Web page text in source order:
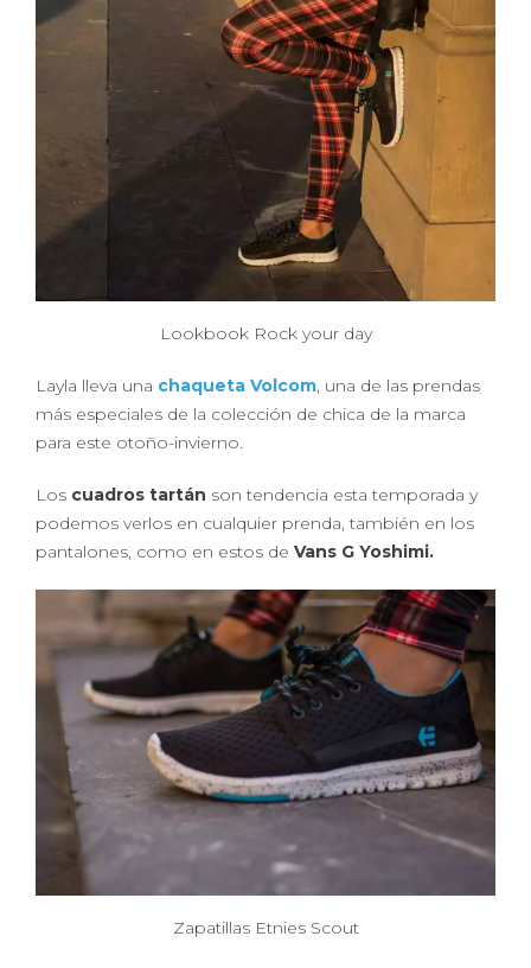
Lookbook Rock your day
Layla lleva una chaqueta Volcom, una de las prendas
más especiales de la colección de chica de la marca
para este otoño-invierno.
Los cuadros tartán son tendencia esta temporada y
podemos verlos en cualquier prenda, también en los
pantalones, como en estos de Vans G Yoshimi.
Zapatillas Etnies Scout